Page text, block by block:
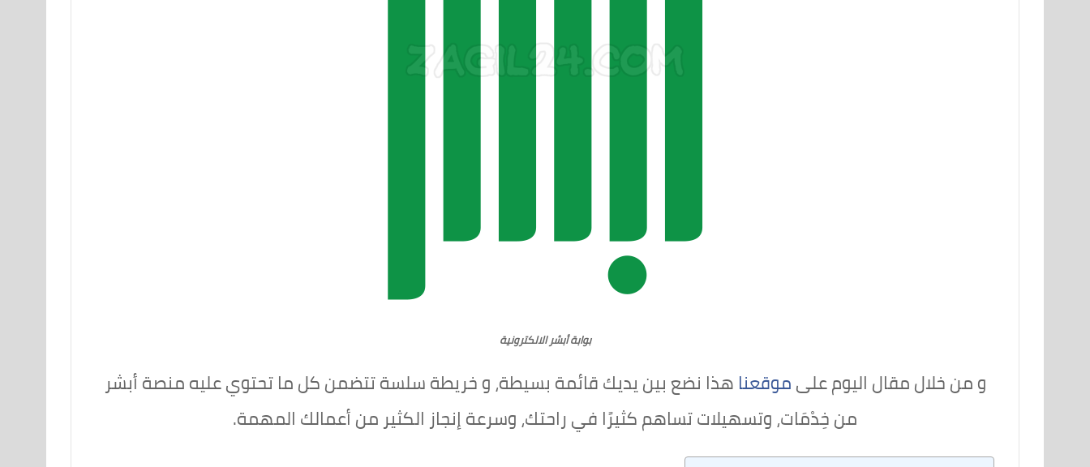
بوابة أبشر الالكترونية
و من خلال مقال اليوم علىموقعناهذا نضع بين يديك قائمة بسيطة، و خريطة سلسة تتضمن كل ما تحتوي عليه منصة أبشر
من خِدْمَات، وتسهيلات تساهم كثيرًا في راحتك، وسرعة إنجاز الكثير من أعمالك المهمة.